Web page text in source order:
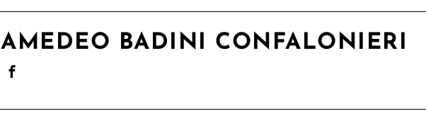
AMEDEO BADINI CONFALONIERI